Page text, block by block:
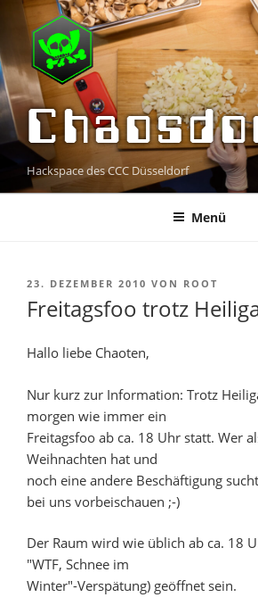
Zum
Inhalt
springen
Hackspace des CCC Düsseldorf
Menü
VERÖFFENTLICHT
23. DEZEMBER 2010 VON ROOT
Freitagsfoo trotz
Hallo liebe Chaoten,
Nur kurz zur Information: Trotz
morgen wie immer ein
Freitagsfoo ab ca. 18 Uhr statt. Wer
Weihnachten hat und
noch eine andere Beschäftigung
bei uns vorbeischauen ;-)
Der Raum wird wie üblich ab ca. 18
"WTF, Schnee im
Winter"-Verspätung) geöffnet sein.